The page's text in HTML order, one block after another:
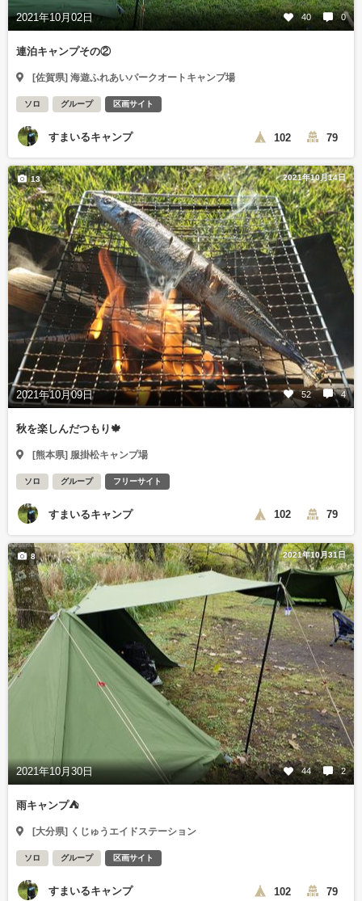
2021年10月02日 40 0
連泊キャンプその②
[佐賀県] 海遊ふれあいパークオートキャンプ場
ソロ グループ 区画サイト
すまいるキャンプ 102 79
2021年10月14日
2021年10月09日 52 4
13
秋を楽しんだつもり🍁
[熊本県] 服掛松キャンプ場
ソロ グループ フリーサイト
すまいるキャンプ 102 79
2021年10月31日
2021年10月30日 44 2
8
雨キャンプ⛺
[大分県] くじゅうエイドステーション
ソロ グループ 区画サイト
すまいるキャンプ 102 79